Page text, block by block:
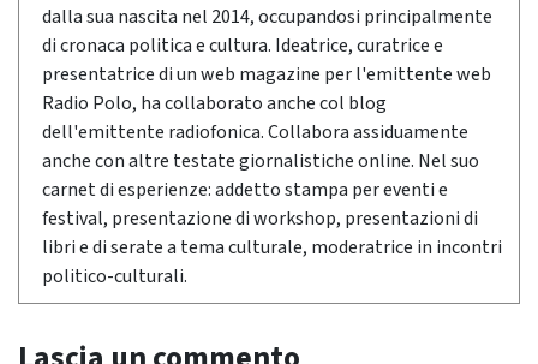
dalla sua nascita nel 2014, occupandosi principalmente
di cronaca politica e cultura. Ideatrice, curatrice e
presentatrice di un web magazine per l'emittente web
Radio Polo, ha collaborato anche col blog
dell'emittente radiofonica. Collabora assiduamente
anche con altre testate giornalistiche online. Nel suo
carnet di esperienze: addetto stampa per eventi e
festival, presentazione di workshop, presentazioni di
libri e di serate a tema culturale, moderatrice in incontri
politico-culturali.